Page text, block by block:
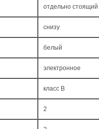
отдельно стоящий
снизу
белый
электронное
класс B
2